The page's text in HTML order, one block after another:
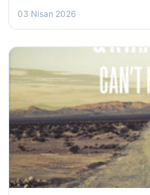
03 Nisan 2026